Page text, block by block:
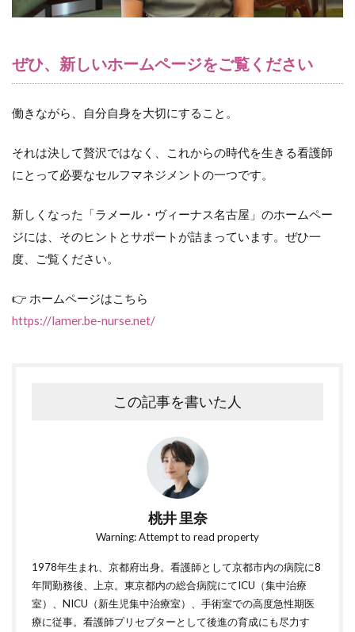
ぜひ、新しいホームページをご覧ください
働きながら、自分自身を大切にすること。
それは決して贅沢ではなく、これからの時代を生きる看護師
にとって必要なセルフマネジメントの一つです。
新しくなった「ラメール・ヴィーナス名古屋」のホームペー
ジには、そのヒントとサポートが詰まっています。ぜひ一
度、ご覧ください。
👉 ホームページはこちら
https://lamer.be-nurse.net/
この記事を書いた人
桃井 里奈
Warning: Attempt to read property
1978年生まれ、京都府出身。看護師として京都市内の病院に8
年間勤務後、上京。東京都内の総合病院にてICU（集中治療
室）、NICU（新生児集中治療室）、手術室での高度急性期医
療に従事。看護師プリセプターとして後進の育成にも尽力す